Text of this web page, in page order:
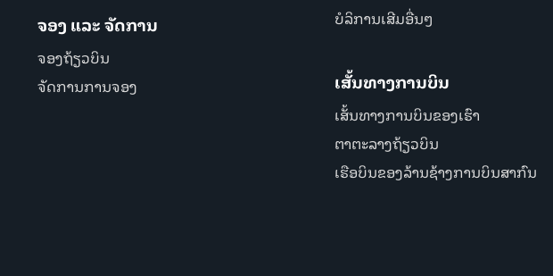
ຈອງ ແລະ ຈັດການ
ຈອງຖ້ຽວບິນ
ຈັດການການຈອງ
ບໍລິການເສີມອື່ນໆ
ເສັ້ນທາງການບິນ
ເສັ້ນທາງການບິນຂອງເຮົາ
ຕາຕະລາງຖ້ຽວບິນ
ເຮືອບິນຂອງລ້ານຊ້າງການບິນສາກົນ